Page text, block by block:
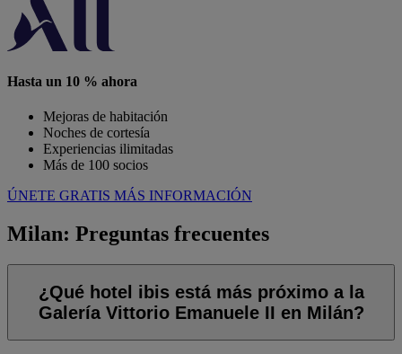
Hasta un 10 % ahora
Mejoras de habitación
Noches de cortesía
Experiencias ilimitadas
Más de 100 socios
ÚNETE GRATIS MÁS INFORMACIÓN
Milan: Preguntas frecuentes
¿Qué hotel ibis está más próximo a la
Galería Vittorio Emanuele II en Milán?